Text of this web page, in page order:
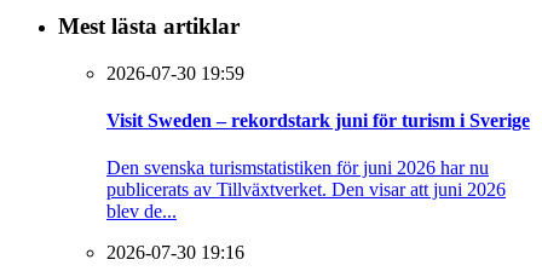
Mest lästa artiklar
2026-07-30 19:59
Visit Sweden – rekordstark juni för turism i Sverige
Den svenska turismstatistiken för juni 2026 har nu
publicerats av Tillväxtverket. Den visar att juni 2026
blev de...
2026-07-30 19:16